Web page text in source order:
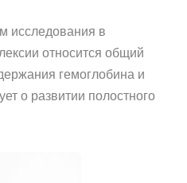
исследования в
относится общий
гемоглобина и
о развитии полостного